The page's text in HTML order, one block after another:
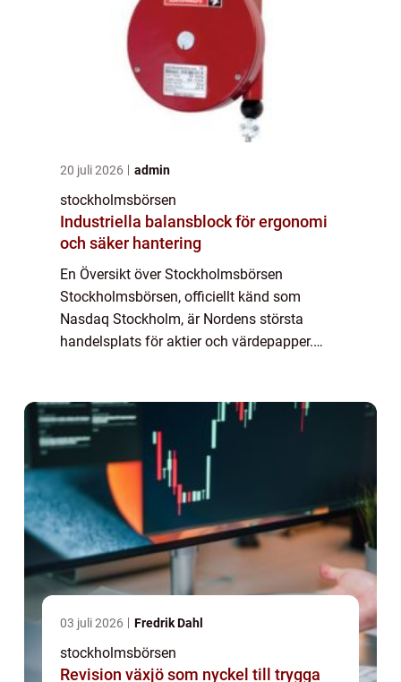
20 juli 2026 admin
stockholmsbörsen
Industriella balansblock för ergonomi
och säker hantering
En Översikt över Stockholmsbörsen
Stockholmsbörsen, officiellt känd som
Nasdaq Stockholm, är Nordens största
handelsplats för aktier och värdepapper.
Stockholmsbörsen va...
03 juli 2026 Fredrik Dahl
stockholmsbörsen
Revision växjö som nyckel till trygga